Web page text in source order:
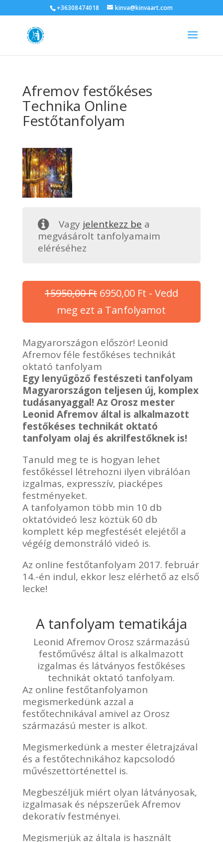
+36308474018 kinva@kinvaart.com
Afremov festőkéses
Technika Online
Festőtanfolyam
Vagy jelentkezz be a
megvásárolt tanfolyamaim
eléréséhez
15950,00Ft Original
price
was:
15950,00 Ft.
6950,00 FtCurrent
price
is:
6950,00 Ft.
- Vedd
meg ezt a Tanfolyamot
Magyarországon először! Leonid
Afremov féle festőkéses technikát
oktató tanfolyam
Egy lenyűgöző festészeti tanfolyam
Magyarországon teljesen új, komplex
tudásanyaggal! Az Orosz mester
Leonid Afremov által is alkalmazott
festőkéses technikát oktató
tanfolyam olaj és akrilfestőknek is!
Tanuld meg te is hogyan lehet
festőkéssel létrehozni ilyen vibrálóan
izgalmas, expresszív, piacképes
festményeket.
A tanfolyamon több min 10 db
oktatóvideó lesz köztük 60 db
komplett kép megfestését elejétől a
végéíg demonstráló videó is.
Az online festőtanfolyam 2017. február
14.-én indul, ekkor lesz elérhető az első
lecke!
A tanfolyam tematikája
Leonid Afremov Orosz származású
festőművész által is alkalmazott
izgalmas és látványos festőkéses
technikát oktató tanfolyam.
Az online festőtanfolyamon
megismerkedünk azzal a
festőtechnikával amivel az Orosz
származású mester is alkot.
Megismerkedünk a mester életrajzával
és a festőtechnikához kapcsolodó
művészettörténettel is.
Megbeszéljük miért olyan látványosak,
izgalmasak és népszerűek Afremov
dekoratív festményei.
Megismerjük az általa is használt